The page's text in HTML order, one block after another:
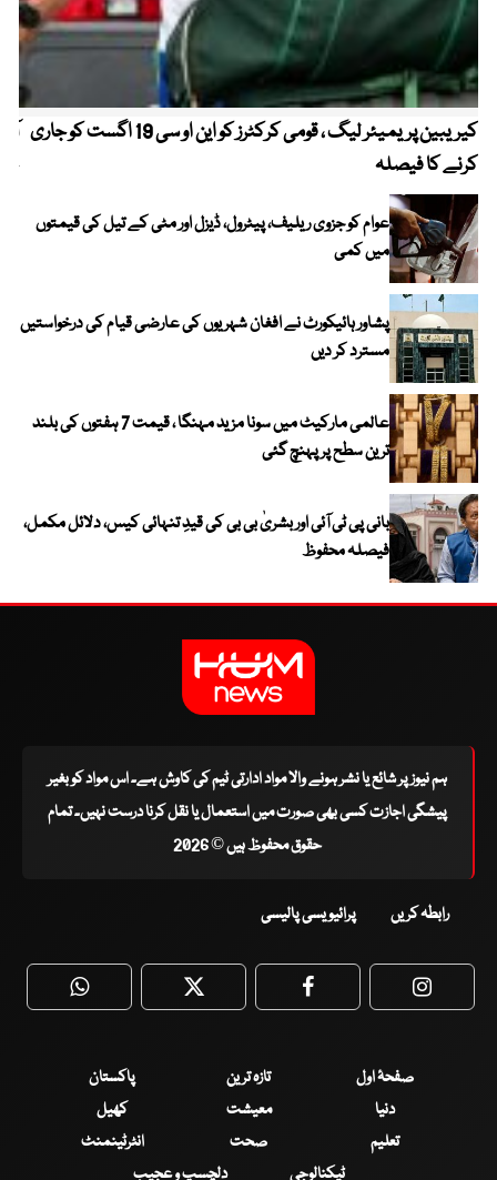
کیریبین پریمیئر لیگ ، قومی کرکٹرز کو این او سی 19 اگست کو جاری
کرنے کا فیصلہ
عوام کو جزوی ریلیف، پیٹرول، ڈیزل اور مٹی کے تیل کی قیمتوں
میں کمی
پشاور ہائیکورٹ نے افغان شہریوں کی عارضی قیام کی درخواستیں
مسترد کر دیں
عالمی مارکیٹ میں سونا مزید مہنگا ، قیمت 7 ہفتوں کی بلند
ترین سطح پر پہنچ گئی
بانی پی ٹی آئی اور بشریٰ بی بی کی قیدِ تنہائی کیس، دلائل مکمل،
فیصلہ محفوظ
ہم نیوز پر شائع یا نشر ہونے والا مواد ادارتی ٹیم کی کاوش ہے۔ اس مواد کو بغیر
پیشگی اجازت کسی بھی صورت میں استعمال یا نقل کرنا درست نہیں۔ تمام
حقوق محفوظ ہیں © 2026
رابطہ کریں پرائیویسی پالیسی
WhatsApp Twitter Facebook
صفحۂ اول تازہ ترین
پاکستان
دنیا
معیشت
کھیل
تعلیم
صحت
انٹرٹینمنٹ
ٹیکنالوجی
دلچسپ و عجیب